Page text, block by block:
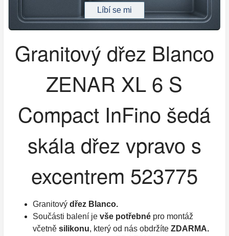
Granitový dřez Blanco
ZENAR XL 6 S
Compact InFino šedá
skála dřez vpravo s
excentrem 523775
Granitovýdřez Blanco.
Součásti balení je vše potřebnépro montáž
včetně silikonu, který od nás obdržíte ZDARMA.